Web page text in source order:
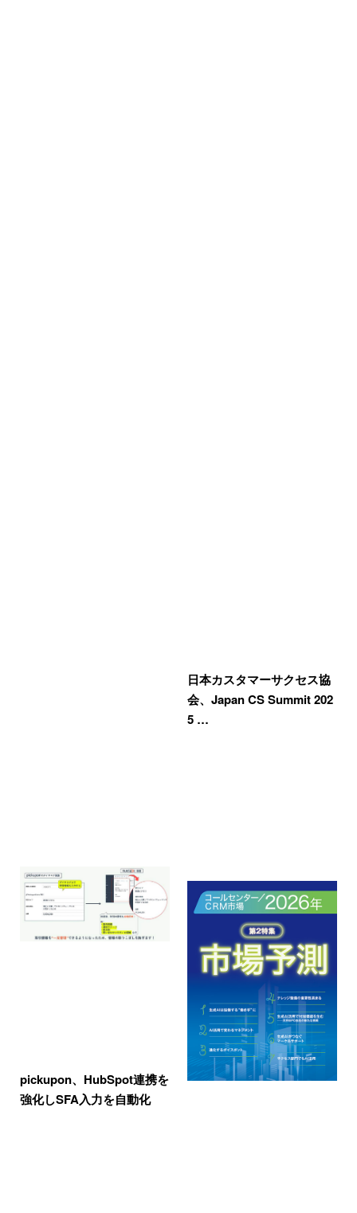
日本カスタマーサクセス協
会、Japan CS Summit 202
5 …
pickupon、HubSpot連携を
強化しSFA入力を自動化